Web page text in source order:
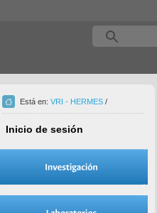
Está en: VRI - HERMES /
Inicio de sesión